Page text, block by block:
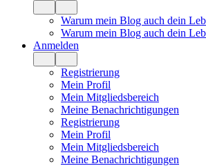
Warum mein Blog auch dein
Warum mein Blog auch dein
Anmelden
Registrierung
Mein Profil
Mein Mitgliedsbereich
Meine Benachrichtigungen
Registrierung
Mein Profil
Mein Mitgliedsbereich
Meine Benachrichtigungen